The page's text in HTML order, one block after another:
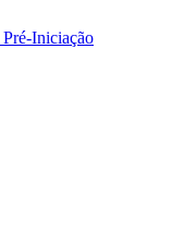
Pré-Iniciação